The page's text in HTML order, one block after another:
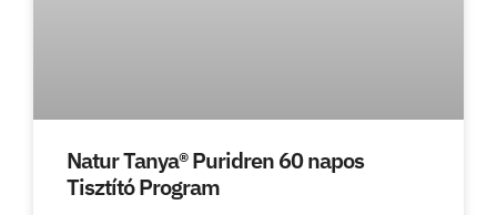
Natur Tanya® Puridren 60 napos
Tisztító Program